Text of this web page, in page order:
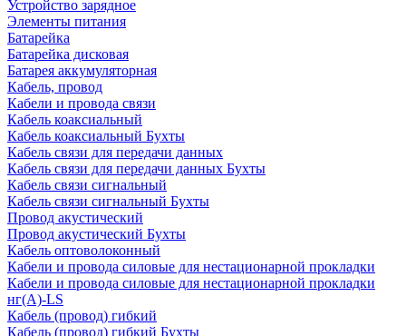
Устройство зарядное
Элементы питания
Батарейка
Батарейка дисковая
Батарея аккумуляторная
Кабель, провод
Кабели и провода связи
Кабель коаксиальный
Кабель коаксиальный Бухты
Кабель связи для передачи данных
Кабель связи для передачи данных Бухты
Кабель связи сигнальный
Кабель связи сигнальный Бухты
Провод акустический
Провод акустический Бухты
Кабель оптоволоконный
Кабели и провода силовые для нестационарной прокладки
Кабели и провода силовые для нестационарной прокладки
нг(А)-LS
Кабель (провод) гибкий
Кабель (провод) гибкий Бухты